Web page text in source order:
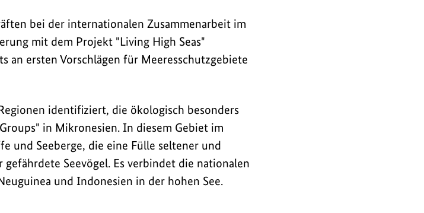
bei der internationalen Zusammenarbeit im
mit dem Projekt "Living High Seas"
an ersten Vorschlägen für Meeresschutzgebiete
identifiziert, die ökologisch besonders
in Mikronesien. In diesem Gebiet im
und Seeberge, die eine Fülle seltener und
Seevögel. Es verbindet die nationalen
und Indonesien in der hohen See.